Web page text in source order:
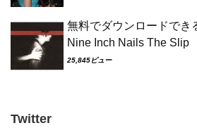
無料でダウンロードで
Nine Inch Nails The Slip
25,845ビュー
Twitter